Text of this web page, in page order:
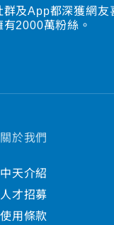
及App都深獲網友
2000萬粉絲。
關於我們
中天介紹
人才招募
使用條款